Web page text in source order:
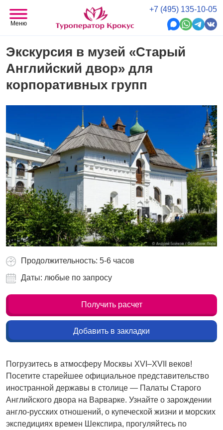
+7 (495) 135-10-05
Меню
Экскурсия в музей «Старый
Английский двор» для
корпоративных групп
Продолжительность: 5-6 часов
Даты: любые по запросу
Получить расчет
Добавить в закладки
Погрузитесь в атмосферу Москвы XVI–XVII веков!
Посетите старейшее официальное представительство
иностранной державы в столице — Палаты Старого
Английского двора на Варварке. Узнайте о зарождении
англо-русских отношений, о купеческой жизни и морских
экспедициях времен Шекспира, прогуляйтесь по